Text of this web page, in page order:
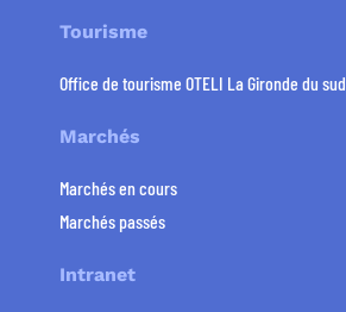
Tourisme
Office de tourisme OTELI La Gironde du sud
Marchés
Marchés en cours
Marchés passés
Intranet